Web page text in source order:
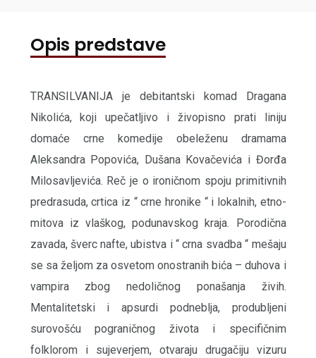
Opis predstave
TRANSILVANIJA je debitantski komad Dragana
Nikolića, koji upečatlјivo i živopisno prati liniju
domaće crne komedije obeleženu dramama
Aleksandra Popovića, Dušana Kovačevića i Đorđa
Milosavlјevića. Reč je o ironičnom spoju primitivnih
predrasuda, crtica iz “ crne hronike “ i lokalnih, etno-
mitova iz vlaškog, podunavskog kraja. Porodična
zavada, šverc nafte, ubistva i “ crna svadba “ mešaju
se sa želјom za osvetom onostranih bića – duhova i
vampira zbog nedoličnog ponašanja živih.
Mentalitetski i apsurdi podneblјa, produblјeni
surovošću pograničnog života i specifičnim
folklorom i sujeverjem, otvaraju drugačiju vizuru